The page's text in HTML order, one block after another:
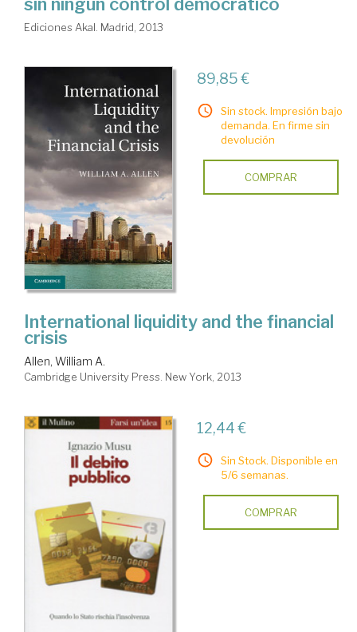
Ediciones Akal. Madrid, 2013
89,85 €
Sin stock. Impresión bajo
demanda. En firme sin
devolución
COMPRAR
International liquidity and the financial
crisis
Allen, William A.
Cambridge University Press. New York, 2013
12,44 €
Sin Stock. Disponible en
5/6 semanas.
COMPRAR